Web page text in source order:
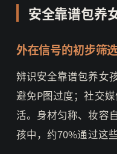
安全靠谱包养
外在信号的初步筛
辨识安全靠谱包养女
避免P图过度；社交
活。身材匀称、妆容
孩中，约70%通过这